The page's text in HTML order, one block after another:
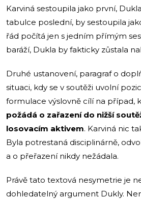
Karviná sestoupila jako první,
tabulce poslední, by sestoupila
řád počítá jen s jedním přímým
baráží, Dukla by fakticky zůstala
Druhé ustanovení, paragraf o
situaci, kdy se v soutěži uvolní
formulace výslovně cílí na případ,
požádá o zařazení do nižší
losovacím aktivem. Karviná nic
Byla potrestaná disciplinárně,
a o přeřazení nikdy nežádala.
Právě tato textová nesymetrie je
dohledatelný argument Dukly.